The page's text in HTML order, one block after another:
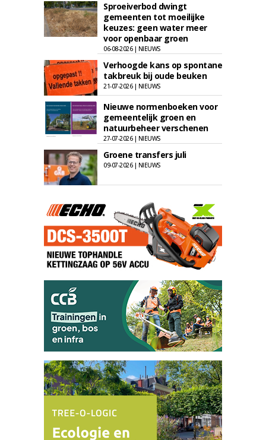
Sproeiverbod dwingt
gemeenten tot moeilijke
keuzes: geen water meer
voor openbaar groen
06-08-2026 | NIEUWS
Verhoogde kans op spontane
takbreuk bij oude beuken
21-07-2026 | NIEUWS
Nieuwe normenboeken voor
gemeentelijk groen en
natuurbeheer verschenen
27-07-2026 | NIEUWS
Groene transfers juli
09-07-2026 | NIEUWS